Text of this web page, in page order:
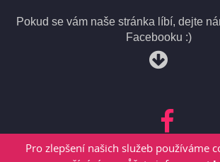
Pro zlepšení našich služeb používáme
Pokud se vám naše stránka líbí, dejte
Facebooku :)